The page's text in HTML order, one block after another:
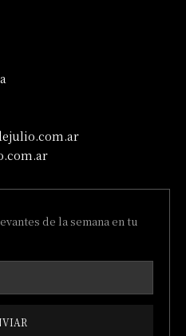
de la semana en tu